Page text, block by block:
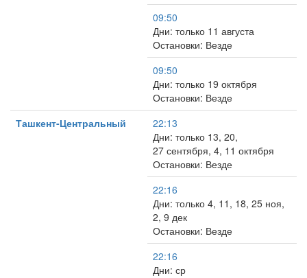
09:50
Дни: только 11 августа
Остановки: Везде
09:50
Дни: только 19 октября
Остановки: Везде
Ташкент-Центральный
22:13
Дни: только 13, 20,
27 сентября, 4, 11 октября
Остановки: Везде
22:16
Дни: только 4, 11, 18, 25 ноя,
2, 9 дек
Остановки: Везде
22:16
Дни: ср